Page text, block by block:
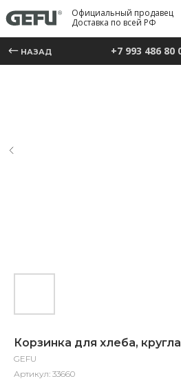
НАЗАД +7 993 486 80
Официальный продавец
Доставка по всей РФ
Корзинка для хлеба,
GEFU
Артикул: 33660